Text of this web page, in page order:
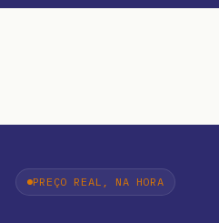
PREÇO REAL, NA HORA